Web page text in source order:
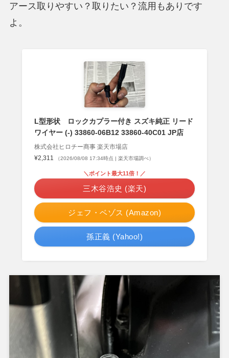
アース取りやすい？取りたい？流用もありです
よ。
L型形状 ロックカプラー付き スズキ純正 リード
ワイヤー (-) 33860-06B12 33860-40C01 JP店
株式会社ヒロチー商事 楽天市場店
¥2,311
（2026/08/08 17:34時点 | 楽天市場調べ）
ジェフ・ベゾス (Amazon)
＼ポイント最大11倍！／
三木谷浩史 (楽天)
孫正義 (Yahoo!)